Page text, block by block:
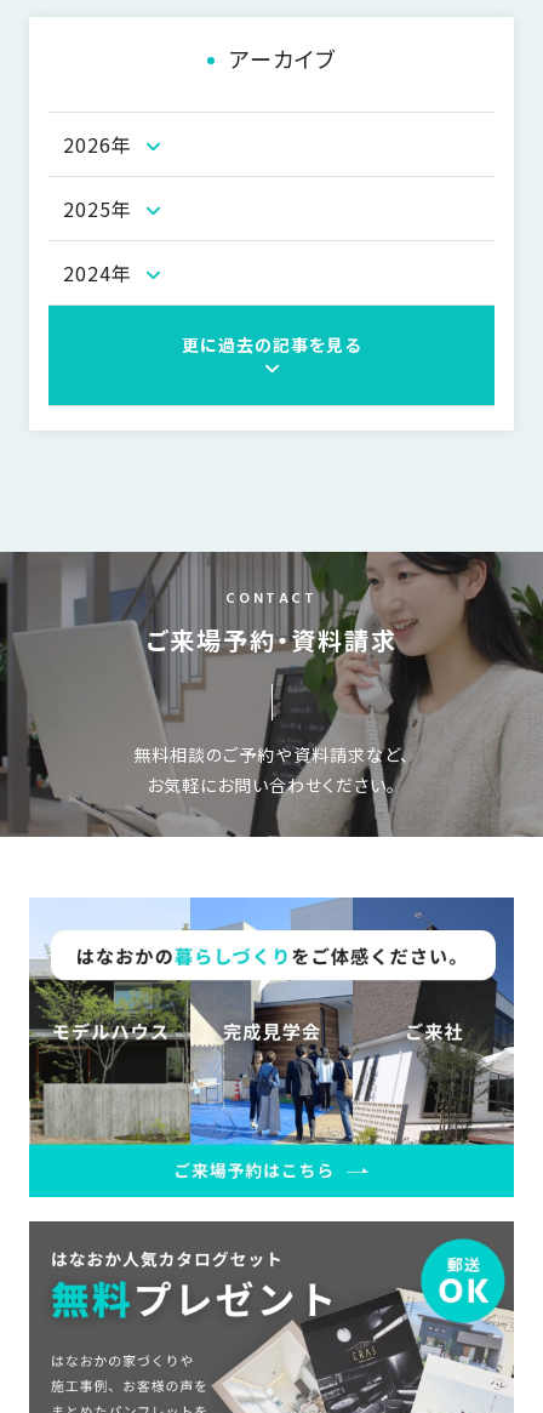
ン
アーカイブ
2026年
2025年
2024年
更に過去の記事を見る
CONTACT
ご来場予約・資料請求
無料相談のご予約や資料請求など、
お気軽にお問い合わせください。